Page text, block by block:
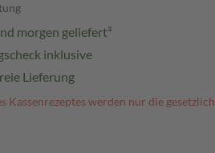
morgen geliefert³
inklusive
Lieferung
Kassenrezeptes werden nur die